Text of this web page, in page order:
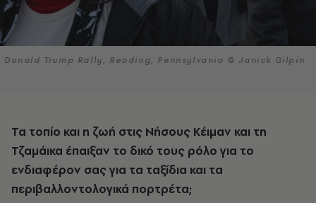
Donald Trump Rally, Reading, Pennsylvania © Janick Gilpin
Τα τοπίο και η ζωή στις Νήσους Κέιμαν και τη
Τζαμάικα έπαιξαν το δικό τους ρόλο για το
ενδιαφέρον σας για τα ταξίδια και τα
περιβαλλοντολογικά πορτρέτα;